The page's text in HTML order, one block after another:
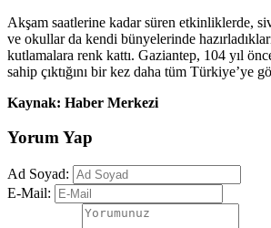
Akşam saatlerine kadar süren etkinliklerde,
ve okullar da kendi bünyelerinde
kutlamalara renk kattı. Gaziantep, 104 yıl
sahip çıktığını bir kez daha tüm Türkiye’ye
Kaynak: Haber Merkezi
Yorum Yap
Ad Soyad:
E-Mail: